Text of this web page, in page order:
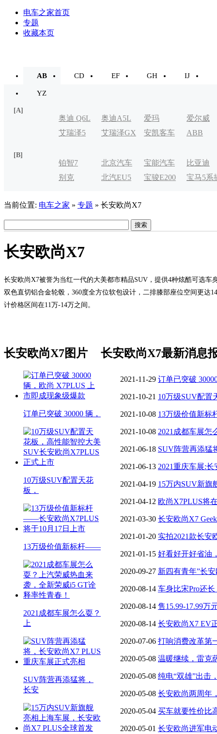
电车之家首页
专题
收藏本页
AB CD EF GH IJ
YZ
[A]
奥迪 Q6L
e-tron
奥迪A5L 爱玛
爱尔威
艾瑞泽5
艾瑞泽GX 安凯客车 ABB
[B]
铂智7 北京汽车
制造厂
宝能汽车
比亚迪
别克
北汽EU5 宝骏E200 宝马5系
当前位置: 电车之家 » 专题 » 长安欧尚X7
长安欧尚X7
长安欧尚X7被誉为当红一代的大美都市精品SUV，提供4种炫酷可选
双色直切铝合金轮毂，360度全方位软包设计，二排膝部座位空间更达
计价格区间在11万-14万之间。
长安欧尚X7图片
订单已突破 30000 辆，
10万级SUV配置天花
板，
13万级价值新标杆——
2021成都车展怎么耍？
上
SUV阵营再添猛将，
长安
长安欧尚X7最新消息
2021-11-29 订单已突破
现象级爆款
2021-10-21 10万级SUV配置
长安欧尚X7PLUS正式上市
2021-10-08 13万级价值新
月17日上市
2021-10-08 2021成都车展怎
新荣威i5 GT诠释率性青春！
2021-06-18 SUV阵营再添猛
展正式亮相
2021-06-13 2021重庆车展:
升级
2021-04-19 15万内SUV新旗
PLUS全球首发
2021-04-12 欧尚X7PLUS将
将进入PLUS时代
2021-03-30 长安欧尚X7
11.59万元
2021-01-20 实拍2021款长安
作！
2021-01-15 好看好开好省油
X70 PLUS
2020-09-27 新四有青年”长
启全球预定
2020-08-14 车身比宋Pro还
价15.99-17.99万元 【图】
2020-08-14 售15.99-17.99万
【图】
2020-08-14 长安欧尚X7 EV
万-17.99万元 【图】
2020-07-06 打响消费改革第
车”服务！
2020-05-08 温暖继续，雷克
【图】
2020-05-08 纯电“双雄”出击
2020-05-08 长安欧尚两周年
400km！ 【图】
2020-05-04 买车就要性价比
SUV配置高价格好
2020-05-01 长安欧尚进军电